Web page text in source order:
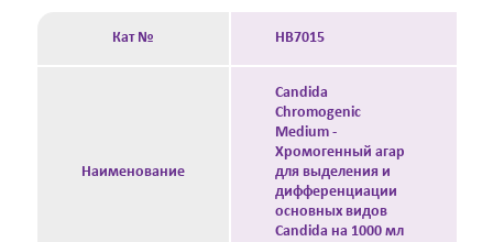
Кат № HB7015
Наименование
Candida
Chromogenic
Medium -
Хромогенный агар
для выделения и
дифференциации
основных видов
Candida на 1000 мл